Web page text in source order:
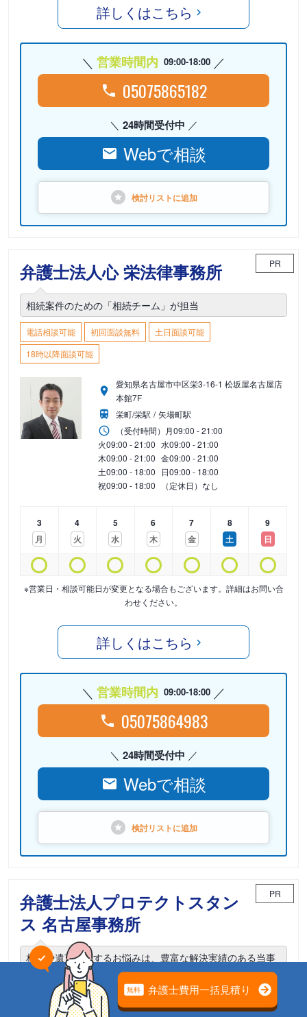
詳しくはこちら
営業時間内 09:00-18:00
05075865182
24時間受付中
Webで相談
検討リストに追加
弁護士法人心 栄法律事務所 PR
相続案件のための「相続チーム」が担当
電話相談可能 初回面談無料
土日面談可能
18時以降面談可能
愛知県名古屋市中区栄3-16-1 松坂屋名古屋店
本館7F
栄町/栄駅
矢場町駅
（受付時間） 月09:00 - 21:00
火09:00 - 21:00 水09:00 - 21:00
木09:00 - 21:00 金09:00 - 21:00
土09:00 - 18:00 日09:00 - 18:00
祝09:00 - 18:00 （定休日）なし
3
月
4
火
5
水
6
木
7
金
8
土
9
日
※営業日・相談可能日が変更となる場合もございます。詳細はお問い合
わせください。
詳しくはこちら
営業時間内 09:00-18:00
05075864983
24時間受付中
Webで相談
検討リストに追加
弁護士法人プロテクトスタン
ス 名古屋事務所
PR
相続や遺言に関するお悩みは、豊富な解決実績のある当事
務所までご相談ください。
電話相談可能 初回面談無料